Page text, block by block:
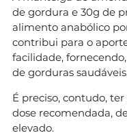
de gordura e 30g de
alimento anabólico
contribui para o
facilidade,
de gorduras saudáveis.
É preciso, contudo,
dose recomendada,
elevado.